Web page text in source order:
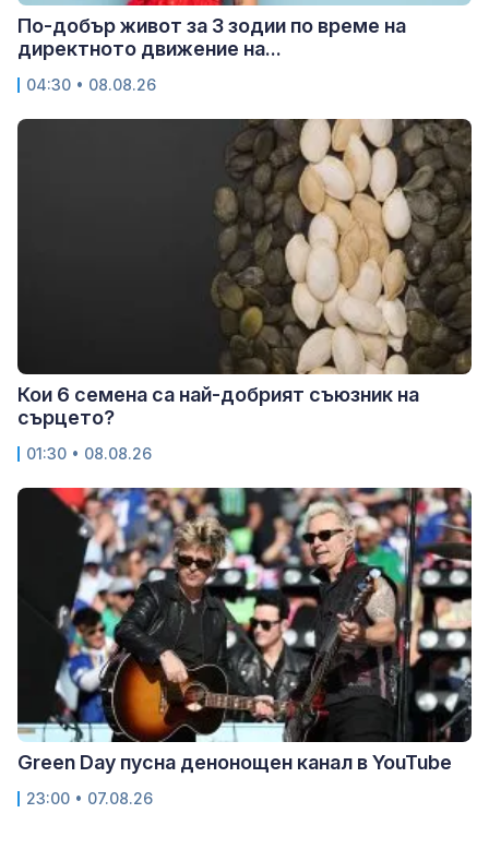
По-добър живот за 3 зодии по време на
директното движение на...
04:30 • 08.08.26
Кои 6 семена са най-добрият съюзник на
сърцето?
01:30 • 08.08.26
Green Day пусна денонощен канал в YouTube
23:00 • 07.08.26